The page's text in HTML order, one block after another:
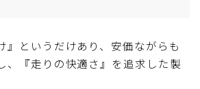
』というだけあり、安価ながらも
、『走りの快適さ』を追求した製